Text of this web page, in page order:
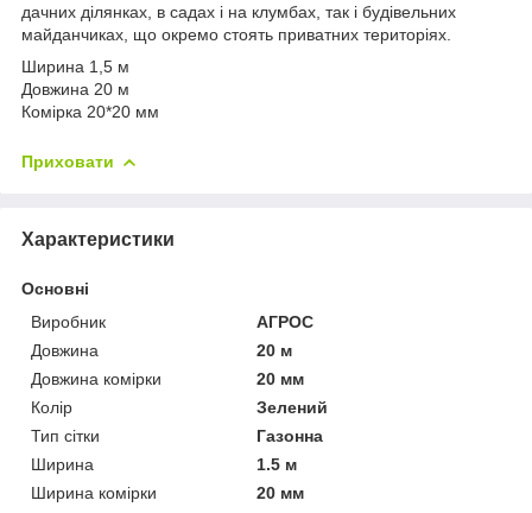
дачних ділянках, в садах і на клумбах, так і будівельних
майданчиках, що окремо стоять приватних територіях.
Ширина 1,5 м
Довжина 20 м
Комірка 20*20 мм
Приховати
Характеристики
Основні
Виробник
АГРОС
Довжина
20 м
Довжина комірки
20 мм
Колір
Зелений
Тип сітки
Газонна
Ширина
1.5 м
Ширина комірки
20 мм